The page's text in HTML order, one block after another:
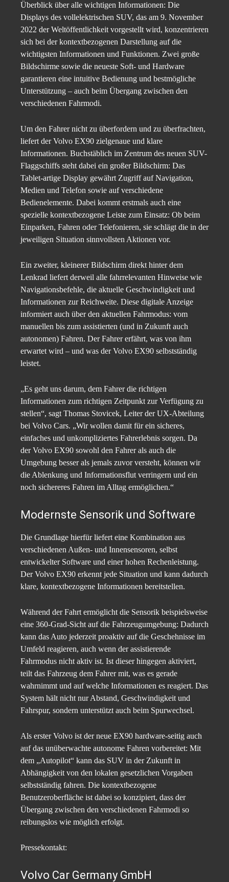
Überblick über alle wichtigen Informationen: Die
Displays des vollelektrischen SUV, das am 9. November
2022 der Weltöffentlichkeit vorgestellt wird, konzentrieren
sich bei der kontextbezogenen Darstellung auf die
wichtigsten Informationen und Funktionen. Zwei große
Bildschirme sowie die neueste Soft- und Hardware
garantieren eine intuitive Bedienung und bestmögliche
Unterstützung – auch beim Übergang zwischen den
verschiedenen Fahrmodi.
Um den Fahrer nicht zu überfordern und zu überfrachten,
liefert der Volvo EX90 zielgenaue und klare
Informationen. Buchstäblich im Zentrum des neuen SUV-
Flaggschiffs steht dabei ein großer Bildschirm: Das
Tablet-artige Display gewährt Zugriff auf Navigation,
Medien und Telefon sowie auf verschiedene
Bedienelemente. Dabei kommt erstmals auch eine
spezielle kontextbezogene Leiste zum Einsatz: Ob beim
Einparken, Fahren oder Telefonieren, sie schlägt die in der
jeweiligen Situation sinnvollsten Aktionen vor.
Ein zweiter, kleinerer Bildschirm direkt hinter dem
Lenkrad liefert derweil alle fahrrelevanten Hinweise wie
Navigationsbefehle, die aktuelle Geschwindigkeit und
Informationen zur Reichweite. Diese digitale Anzeige
informiert auch über den aktuellen Fahrmodus: vom
manuellen bis zum assistierten (und in Zukunft auch
autonomen) Fahren. Der Fahrer erfährt, was von ihm
erwartet wird – und was der Volvo EX90 selbstständig
leistet.
„Es geht uns darum, dem Fahrer die richtigen
Informationen zum richtigen Zeitpunkt zur Verfügung zu
stellen“, sagt Thomas Stovicek, Leiter der UX-Abteilung
bei Volvo Cars. „Wir wollen damit für ein sicheres,
einfaches und unkompliziertes Fahrerlebnis sorgen. Da
der Volvo EX90 sowohl den Fahrer als auch die
Umgebung besser als jemals zuvor versteht, können wir
die Ablenkung und Informationsflut verringern und ein
noch sichereres Fahren im Alltag ermöglichen.“
Modernste Sensorik und Software
Die Grundlage hierfür liefert eine Kombination aus
verschiedenen Außen- und Innensensoren, selbst
entwickelter Software und einer hohen Rechenleistung.
Der Volvo EX90 erkennt jede Situation und kann dadurch
klare, kontextbezogene Informationen bereitstellen.
Während der Fahrt ermöglicht die Sensorik beispielsweise
eine 360-Grad-Sicht auf die Fahrzeugumgebung: Dadurch
kann das Auto jederzeit proaktiv auf die Geschehnisse im
Umfeld reagieren, auch wenn der assistierende
Fahrmodus nicht aktiv ist. Ist dieser hingegen aktiviert,
teilt das Fahrzeug dem Fahrer mit, was es gerade
wahrnimmt und auf welche Informationen es reagiert. Das
System hält nicht nur Abstand, Geschwindigkeit und
Fahrspur, sondern unterstützt auch beim Spurwechsel.
Als erster Volvo ist der neue EX90 hardware-seitig auch
auf das unüberwachte autonome Fahren vorbereitet: Mit
dem „Autopilot“ kann das SUV in der Zukunft in
Abhängigkeit von den lokalen gesetzlichen Vorgaben
selbstständig fahren. Die kontextbezogene
Benutzeroberfläche ist dabei so konzipiert, dass der
Übergang zwischen den verschiedenen Fahrmodi so
reibungslos wie möglich erfolgt.
Pressekontakt:
Volvo Car Germany GmbH